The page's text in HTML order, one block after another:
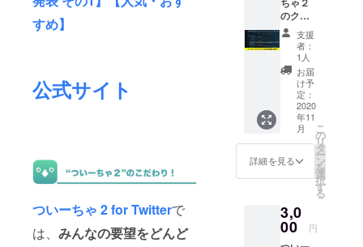
すめ】
公式サイト
ついーちゃ 2 for Twitterで
は、 みんなの要望をどんど
す。 ※
送料込
みのお
値段で
す。
のクレ
ジット
にお名
前を載
せるこ
とがで
きる権
利で
す。 ※
掲載す
るお名
前を備
考欄に
記入し
さい。
※上乗せ
支援さ
支援
者：
1人
お届
け予
定：
2020
年11
月
詳細を見る
こ
の
リ
タ
ー
ン
を
選
択
す
る
3,0
00 円